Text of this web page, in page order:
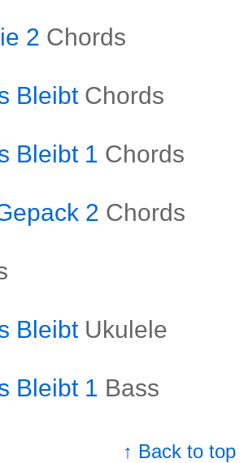
2 Chords
Bleibt Chords
Bleibt 1 Chords
2 Chords
Bleibt Ukulele
Bleibt 1 Bass
↑ Back to top